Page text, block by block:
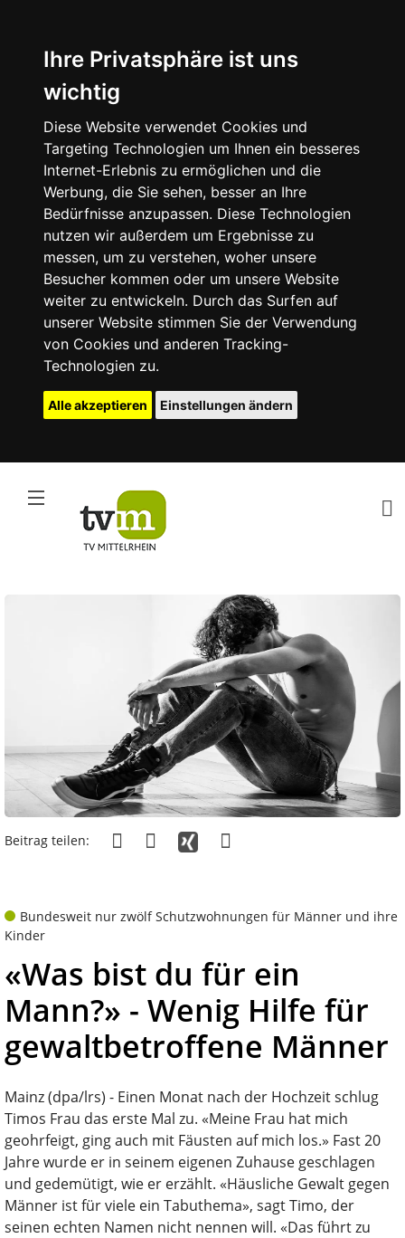
Ihre Privatsphäre ist uns
wichtig
Diese Website verwendet Cookies und
Targeting Technologien um Ihnen ein besseres
Internet-Erlebnis zu ermöglichen und die
Werbung, die Sie sehen, besser an Ihre
Bedürfnisse anzupassen. Diese Technologien
nutzen wir außerdem um Ergebnisse zu
messen, um zu verstehen, woher unsere
Besucher kommen oder um unsere Website
weiter zu entwickeln. Durch das Surfen auf
unserer Website stimmen Sie der Verwendung
von Cookies und anderen Tracking-
Technologien zu.
Alle akzeptieren Einstellungen ändern
Beitrag teilen:
Bundesweit nur zwölf Schutzwohnungen für Männer und ihre
Kinder
«Was bist du für ein
Mann?» - Wenig Hilfe für
gewaltbetroffene Männer
Mainz (dpa/lrs) - Einen Monat nach der Hochzeit schlug
Timos Frau das erste Mal zu. «Meine Frau hat mich
geohrfeigt, ging auch mit Fäusten auf mich los.» Fast 20
Jahre wurde er in seinem eigenen Zuhause geschlagen
und gedemütigt, wie er erzählt. «Häusliche Gewalt gegen
Männer ist für viele ein Tabuthema», sagt Timo, der
seinen echten Namen nicht nennen will. «Das führt zu